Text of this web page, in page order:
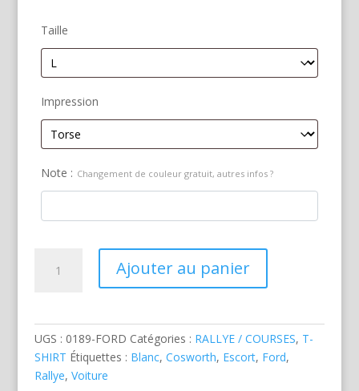
Taille
Impression
Note : Changement de couleur gratuit, autres infos ?
Blanche
Ajouter au panier
UGS : 0189-FORD Catégories : RALLYE / COURSES, T-
SHIRT Étiquettes : Blanc, Cosworth, Escort, Ford,
Rallye, Voiture